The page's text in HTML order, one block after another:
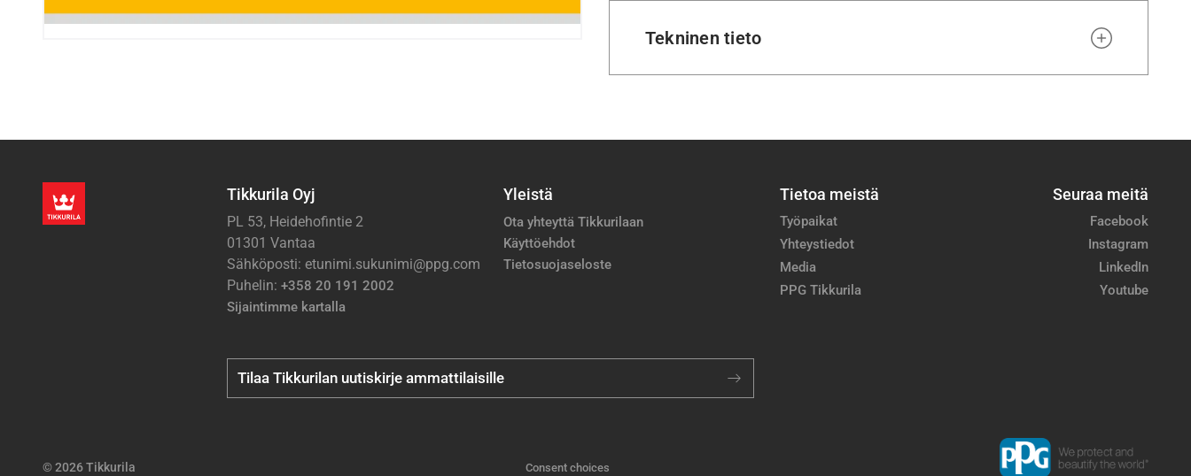
Tekninen tieto
Tikkurila Oyj
PL 53, Heidehofintie 2
01301 Vantaa
Sähköposti: etunimi.sukunimi@ppg.com
Puhelin: +358 20 191 2002
Sijaintimme kartalla
Yleistä
Ota yhteyttä Tikkurilaan
Käyttöehdot
Tietosuojaseloste
Tietoa meistä
Työpaikat
Yhteystiedot
Media
PPG Tikkurila
Seuraa meitä
Facebook
Instagram
LinkedIn
Youtube
Tilaa Tikkurilan uutiskirje ammattilaisille
© 2026 Tikkurila Consent choices